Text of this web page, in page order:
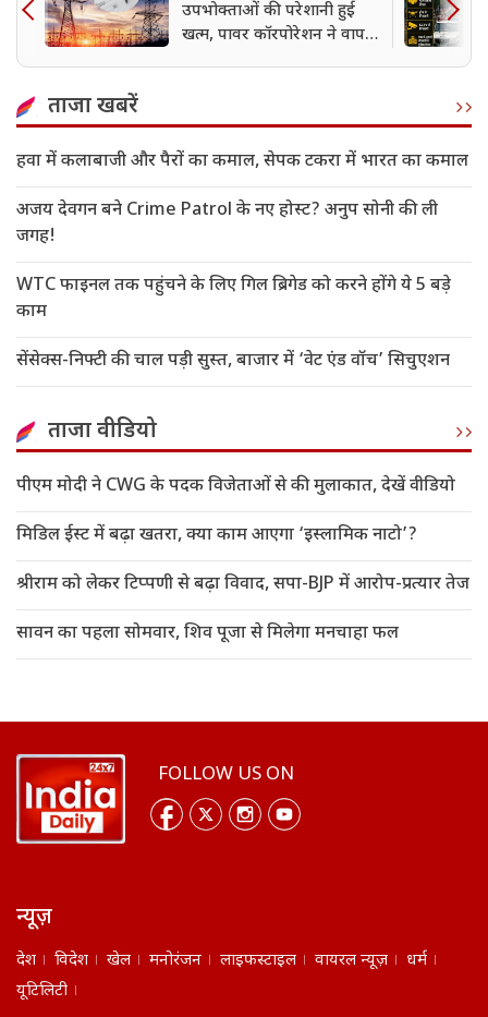
उपभोक्ताओं की परेशानी हुई
खत्म, पावर कॉरपोरेशन ने वापस
ताजा खबरें
हवा में कलाबाजी और पैरों का कमाल, सेपक टकरा में भारत का कमाल
अजय देवगन बने Crime Patrol के नए होस्ट? अनुप सोनी की ली
जगह!
WTC फाइनल तक पहुंचने के लिए गिल ब्रिगेड को करने होंगे ये 5 बड़े
काम
सेंसेक्स-निफ्टी की चाल पड़ी सुस्त, बाजार में ‘वेट एंड वॉच’ सिचुएशन
ताजा वीडियो
पीएम मोदी ने CWG के पदक विजेताओं से की मुलाकात, देखें वीडियो
मिडिल ईस्ट में बढ़ा खतरा, क्या काम आएगा ‘इस्लामिक नाटो’?
श्रीराम को लेकर टिप्पणी से बढ़ा विवाद, सपा-BJP में आरोप-प्रत्यार तेज
सावन का पहला सोमवार, शिव पूजा से मिलेगा मनचाहा फल
FOLLOW US ON
न्यूज़
देश विदेश खेल मनोरंजन लाइफस्टाइल वायरल न्यूज़
धर्म
यूटिलिटी